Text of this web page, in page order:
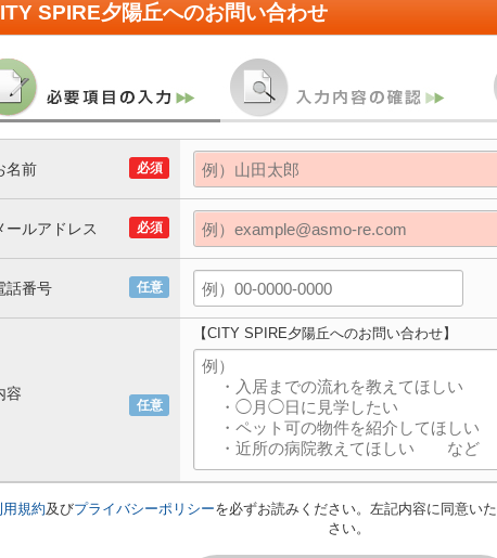
SPIRE夕陽丘へのお問い合わせ
必須
名前
必須
ールアドレス
任意
話番号
任意
容
【CITY SPIRE夕陽丘へのお問い合わせ】
用規約及びプライバシーポリシーを必ずお読みください。左記内容に同意い
さい。